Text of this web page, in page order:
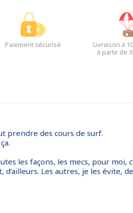
Paiement sécurisé
Livraison à
à partir de
prendre des cours de surf.
les façons, les mecs, pour moi,
Les autres, je les évite,